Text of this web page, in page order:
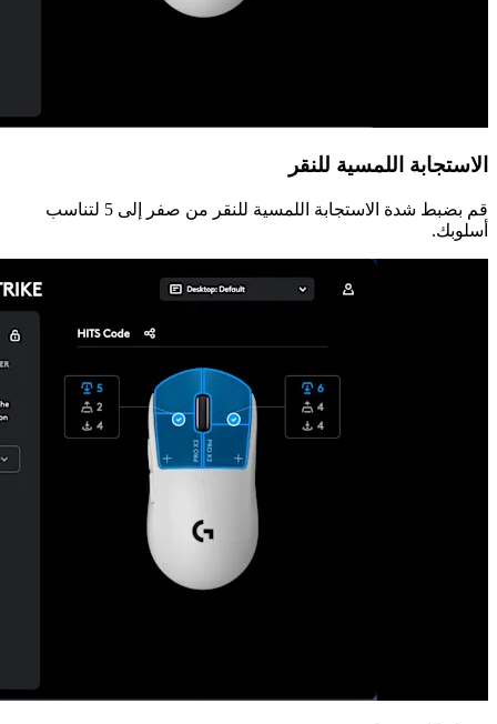
الاستجابة اللمسية للنقر
قم بضبط شدة الاستجابة اللمسية للنقر من صفر إلى 5 لتناسب
أسلوبك.